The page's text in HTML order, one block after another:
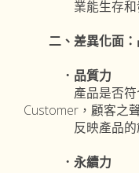
業能生存和
二、差異化面
．品質力
產品是否符合
Customer，顧客之
反映產品的創
．永續力